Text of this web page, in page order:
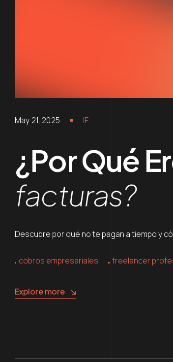
May 21, 2025 IF
¿Por Qué
facturas?
Descubre por qué no te pagan a tiempo y
cobros empresariales freelancer
Explore more